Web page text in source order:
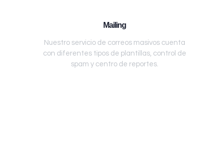
Mailing
Nuestro servicio de correos masivos cuenta
con diferentes tipos de plantillas, control de
spam y centro de reportes.